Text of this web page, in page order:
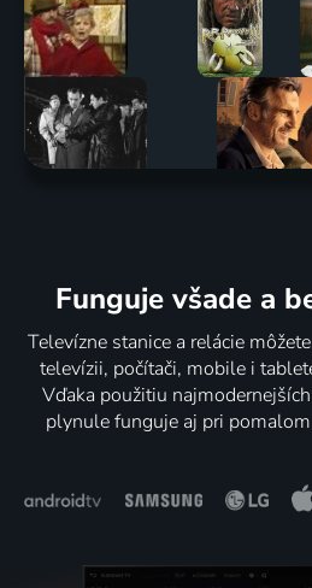
Funguje všade a
Televízne stanice a relácie
televízii, počítači, mobile i
Vďaka použitiu
plynule funguje aj pri